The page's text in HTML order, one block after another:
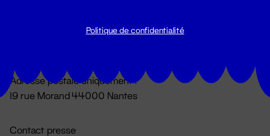
Du lundi au vendredi 14h → 18h
Adresse postale uniquement :
19 rue Morand 44000 Nantes
Contact presse
Politique de confidentialité